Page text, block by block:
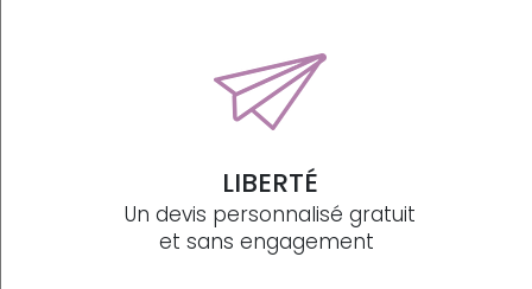
LIBERTÉ
Un devis personnalisé gratuit
et sans engagement